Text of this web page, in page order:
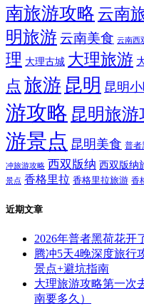
南旅游攻略 云南
明旅游 云南美食 云南西
理 大理古城 大理旅游
点 旅游 昆明 昆明
游攻略 昆明旅游
游景点 昆明美食 普者
冲旅游攻略 西双版纳 西双版纳
景点 香格里拉 香格里拉旅游 香
近期文章
2026年普者黑荷花开
腾冲5天4晚深度旅行
景点+避坑指南
大理旅游攻略第一次
南要多久）